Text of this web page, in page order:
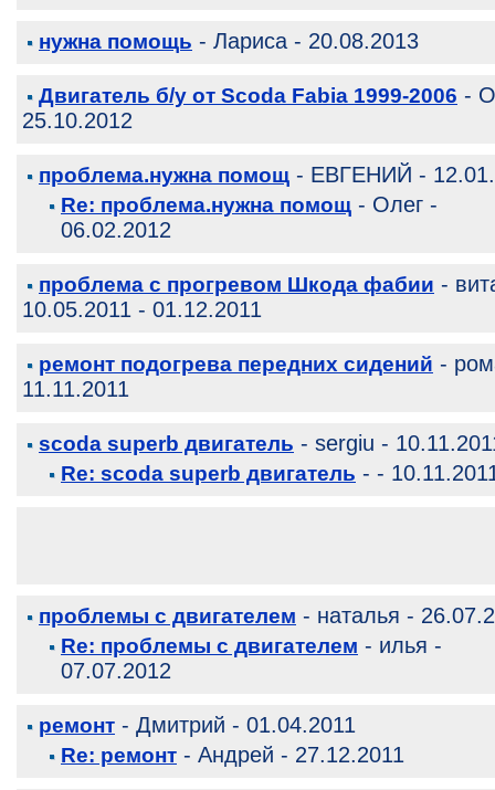
нужна помощь - Лариса - 20.08.2013
Двигатель б/у от Scoda Fabia 1999-2006 -
25.10.2012
проблема.нужна помощ - ЕВГЕНИЙ -
Re: проблема.нужна помощ - Олег -
06.02.2012
проблема с прогревом Шкода фабии -
10.05.2011 - 01.12.2011
ремонт подогрева передних сидений -
11.11.2011
scoda superb двигатель - sergiu -
Re: scoda superb двигатель - -
проблемы с двигателем - наталья -
Re: проблемы с двигателем - илья -
07.07.2012
ремонт - Дмитрий - 01.04.2011
Re: ремонт - Андрей - 27.12.2011